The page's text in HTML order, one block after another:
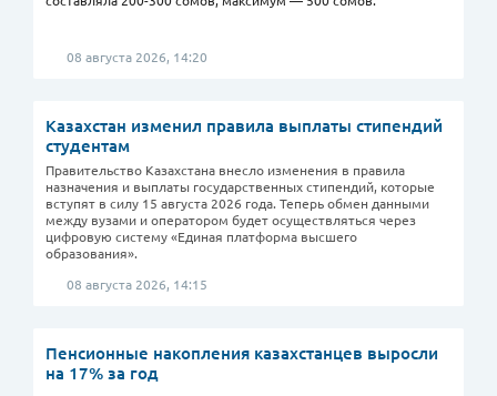
08 августа 2026, 14:20
Казахстан изменил правила выплаты стипендий
студентам
Правительство Казахстана внесло изменения в правила
назначения и выплаты государственных стипендий, которые
вступят в силу 15 августа 2026 года. Теперь обмен данными
между вузами и оператором будет осуществляться через
цифровую систему «Единая платформа высшего
образования».
08 августа 2026, 14:15
Пенсионные накопления казахстанцев выросли
на 17% за год